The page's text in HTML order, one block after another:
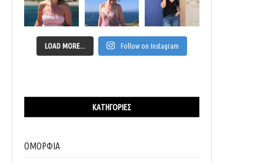
LOAD MORE... Follow on Instagram
ΚΑΤΗΓΟΡΊΕΣ
ΟΜΟΡΦΙΑ